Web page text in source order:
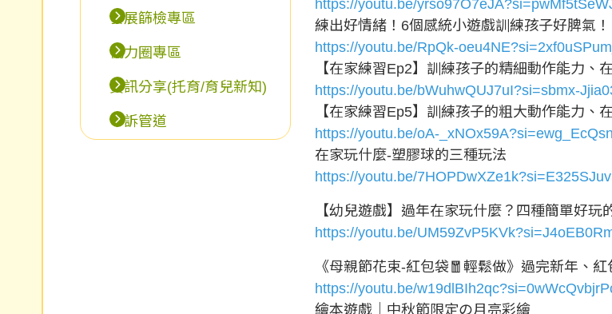
發展篩檢專區
協力圈專區
資訊分享(托育/育兒新知)
申訴管道
https://youtu.be/
練出好情緒！6個感統小遊戲訓練孩子好脾氣！
https://youtu.be/RpQk-
【在家練習Ep2】訓練孩子的精細動作能力
https://youtu.be/bWuhwQUJ7uI?si=sbmx-
【在家練習Ep5】訓練孩子的粗大動作能力
https://youtu.be/oA-
在家玩什麼-塑膠球的三種玩法
https://youtu.be/
【幼兒遊戲】過年在家玩什麼？四種簡單好玩
https://youtu.be/
《母親節花束-紅包袋🧧輕鬆做》過完新年、
https://youtu.be/
繪本遊戲｜中秋節限定の月亮彩繪